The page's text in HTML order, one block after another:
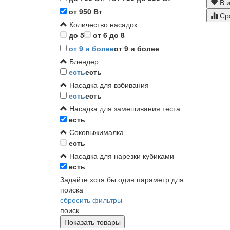
от 950 Вт
Количество насадок
до 5
от 6 до 8
от 9 и болееот 9 и более
Блендер
естьесть
Насадка для взбивания
естьесть
Насадка для замешивания теста
есть
Соковыжималка
есть
Насадка для нарезки кубиками
есть
Задайте хотя бы один параметр для
поиска
сбросить фильтры
поиск
В